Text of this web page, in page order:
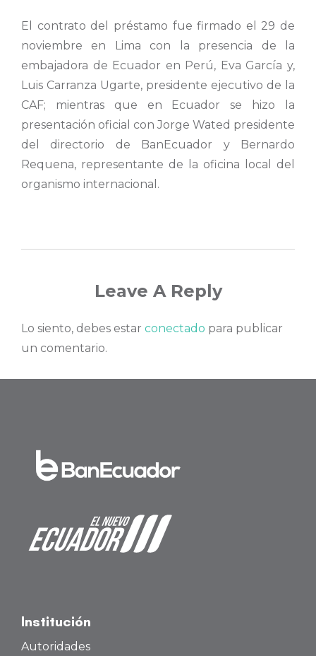
El contrato del préstamo fue firmado el 29 de
noviembre en Lima con la presencia de la
embajadora de Ecuador en Perú, Eva García y,
Luis Carranza Ugarte, presidente ejecutivo de la
CAF; mientras que en Ecuador se hizo la
presentación oficial con Jorge Wated presidente
del directorio de BanEcuador y Bernardo
Requena, representante de la oficina local del
organismo internacional.
Leave A Reply
Lo siento, debes estar conectado para publicar
un comentario.
Institución
Autoridades